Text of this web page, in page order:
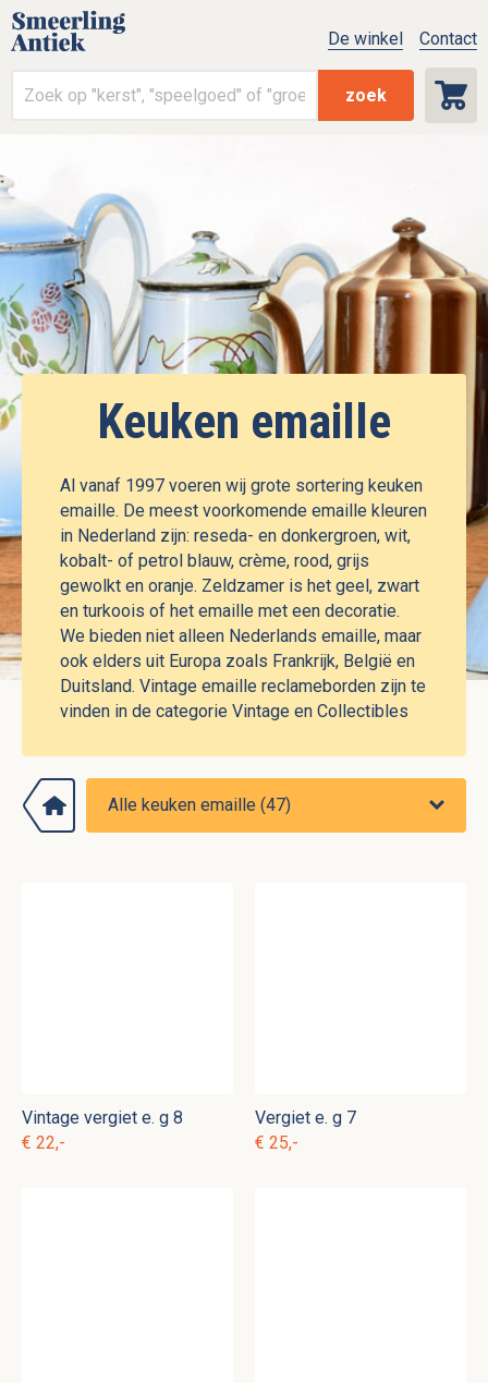
zoek
De winkel Contact
Keuken emaille
Al vanaf 1997 voeren wij grote sortering keuken
emaille. De meest voorkomende emaille kleuren
in Nederland zijn: reseda- en donkergroen, wit,
kobalt- of petrol blauw, crème, rood, grijs
gewolkt en oranje. Zeldzamer is het geel, zwart
en turkoois of het emaille met een decoratie.
We bieden niet alleen Nederlands emaille, maar
ook elders uit Europa zoals Frankrijk, België en
Duitsland. Vintage emaille reclameborden zijn te
vinden in de categorie Vintage en Collectibles
Vintage vergiet e. g 8
€ 22,-
Vergiet e. g 7
€ 25,-